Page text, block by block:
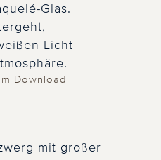
Glas.
Licht
Download
mit großer